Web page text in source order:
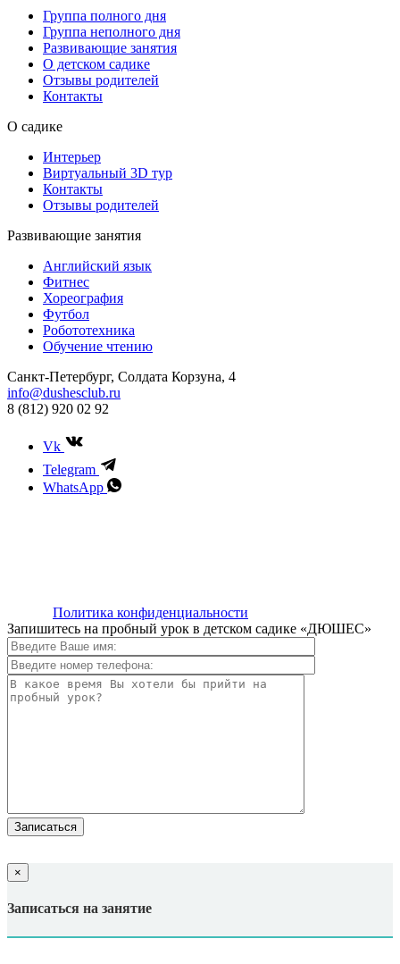
Группа полного дня
Группа неполного дня
Развивающие занятия
О детском садике
Отзывы родителей
Контакты
О садике
Интерьер
Виртуальный 3D тур
Контакты
Отзывы родителей
Развивающие занятия
Английский язык
Фитнес
Хореография
Футбол
Робототехника
Обучение чтению
Санкт-Петербург, Солдата Корзуна, 4
info@dushesclub.ru
8 (812) 920 02 92
Vk
Telegram
WhatsApp
Политика конфиденциальности
Запишитесь на пробный урок в детском садике «ДЮШЕС»
×
Записаться на занятие